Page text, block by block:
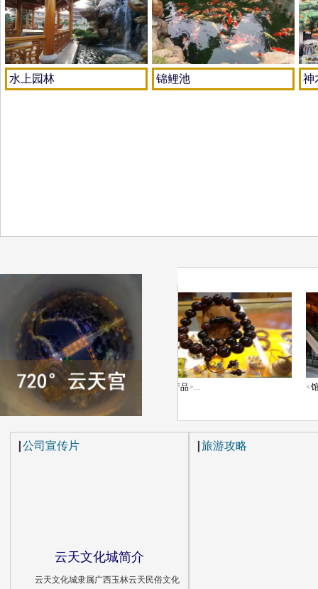
水上园林 锦鲤池 神
>... >... 馆内
公司宣传片
云天文化城简介
云天文化城隶属广西玉林云天民俗文化
旅游攻略